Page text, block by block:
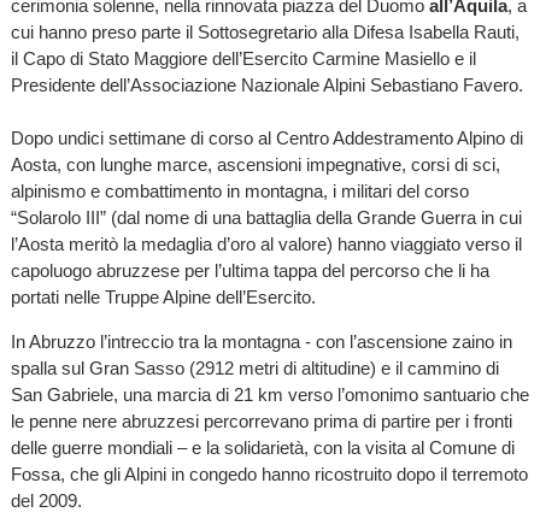
cerimonia solenne, nella rinnovata piazza del Duomo all’Aquila, a
cui hanno preso parte il Sottosegretario alla Difesa Isabella Rauti,
il Capo di Stato Maggiore dell’Esercito Carmine Masiello e il
Presidente dell’Associazione Nazionale Alpini Sebastiano Favero.
Dopo undici settimane di corso al Centro Addestramento Alpino di
Aosta, con lunghe marce, ascensioni impegnative, corsi di sci,
alpinismo e combattimento in montagna, i militari del corso
“Solarolo III” (dal nome di una battaglia della Grande Guerra in cui
l’Aosta meritò la medaglia d’oro al valore) hanno viaggiato verso il
capoluogo abruzzese per l’ultima tappa del percorso che li ha
portati nelle Truppe Alpine dell’Esercito.
In Abruzzo l’intreccio tra la montagna - con l’ascensione zaino in
spalla sul Gran Sasso (2912 metri di altitudine) e il cammino di
San Gabriele, una marcia di 21 km verso l’omonimo santuario che
le penne nere abruzzesi percorrevano prima di partire per i fronti
delle guerre mondiali – e la solidarietà, con la visita al Comune di
Fossa, che gli Alpini in congedo hanno ricostruito dopo il terremoto
del 2009.